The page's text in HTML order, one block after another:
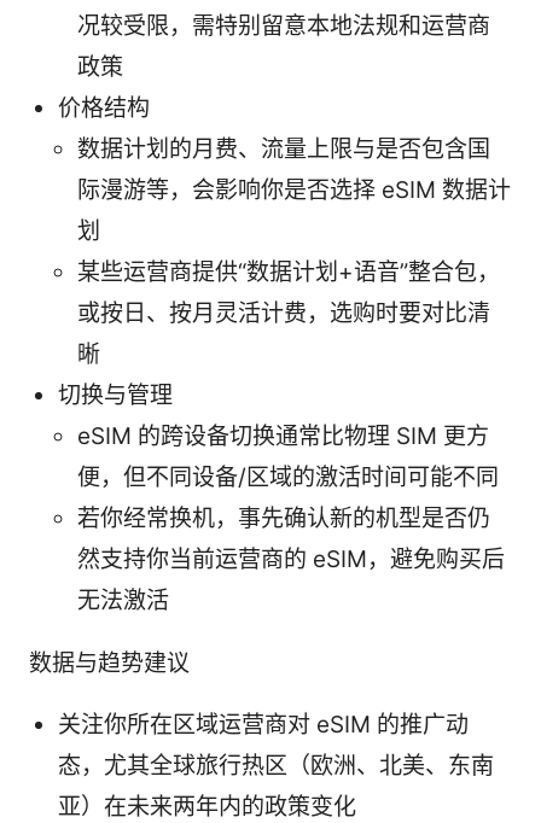
况较受限，需特别留意本地法规和运营商
政策
价格结构
数据计划的月费、流量上限与是否包含国
际漫游等，会影响你是否选择 eSIM 数据计
划
某些运营商提供“数据计划+语音”整合包，
或按日、按月灵活计费，选购时要对比清
晰
切换与管理
eSIM 的跨设备切换通常比物理 SIM 更方
便，但不同设备/区域的激活时间可能不同
若你经常换机，事先确认新的机型是否仍
然支持你当前运营商的 eSIM，避免购买后
无法激活
数据与趋势建议
关注你所在区域运营商对 eSIM 的推广动
态，尤其全球旅行热区（欧洲、北美、东南
亚）在未来两年内的政策变化